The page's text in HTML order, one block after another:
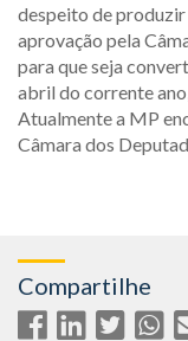
despeito de
aprovação pela
para que seja
abril do corrente
Atualmente a MP
Câmara dos
Compartilhe